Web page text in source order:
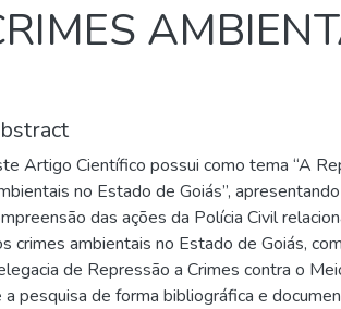
Artigo Científico possui como tema “A
no Estado de Goiás”,
das ações da Polícia Civil
crimes ambientais no Estado de Goiás,
de Repressão a Crimes contra o
a pesquisa de forma bibliográfica e